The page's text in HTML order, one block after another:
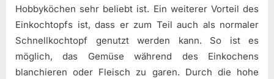
Hobbyköchen sehr beliebt ist. Ein weiterer Vorteil des
Einkochtopfs ist, dass er zum Teil auch als normaler
Schnellkochtopf genutzt werden kann. So ist es
möglich, das Gemüse während des Einkochens
blanchieren oder Fleisch zu garen. Durch die hohe